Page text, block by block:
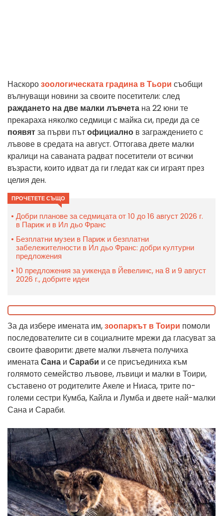
Наскорозоологическата градина в Тьори съобщи
вълнуващи новини за своите посетители: след
раждането на две малки лъвчета на 22 юни те
прекараха няколко седмици с майка си, преди да се
появятза първи пътофициално в заграждението с
лъвове в средата на август. Оттогава двете малки
кралици на саваната радват посетители от всички
възрасти, които идват да ги гледат как си играят през
целия ден.
ПРОЧЕТЕТЕ СЪЩО
Добри планове за седмицата от 10 до 16 август 2026 г.
в Париж и в Ил дьо Франс
Безплатни музеи в Париж и безплатни
забележителности в Ил дьо Франс: добри културни
предложения
10 предложения за уикенда в Йевелинс, на 8 и 9 август
2026 г., добрите идеи
За да избере имената им,зоопаркът в Тоири помоли
последователите си в социалните мрежи да гласуват за
своите фаворити: двете малки лъвчета получиха
именатаСана и Сараби и се присъединиха към
голямото семейство лъвове, лъвици и малки в Тоири,
съставено от родителите Акеле и Ниаса, трите по-
големи сестри Кумба, Кайла и Лумба и двете най-малки
Сана и Сараби.